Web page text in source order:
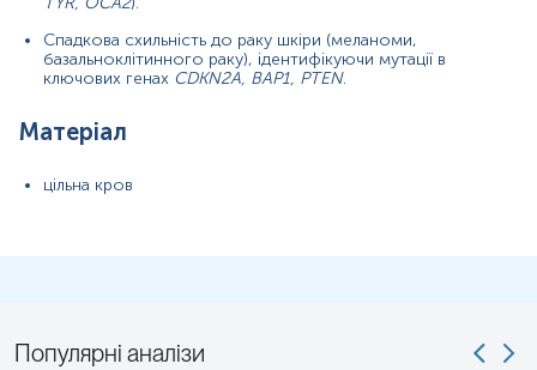
Епідермолітичний Іхтіоз
Синдром Шегрена-Ларссона
Хвороба Гейлі-Гейлі (Hailey-Hailey Disease)
Розлади клітинної адгезії та крихкості шкіри
Простий епідермоліз булльозний (EBS)
Спадкова схильність до раку шкіри (меланоми,
базальноклітинного раку), ідентифікуючи мутації в
ключових генах CDKN2A, BAP1, PTEN.
Матеріал
цільна кров
Популярні аналізи